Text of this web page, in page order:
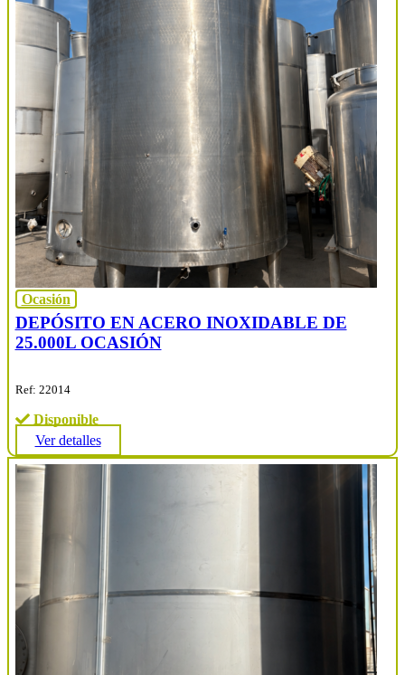
Ocasión
DEPÓSITO EN ACERO INOXIDABLE DE
25.000L OCASIÓN
Ref: 22014
Disponible
Ver detalles